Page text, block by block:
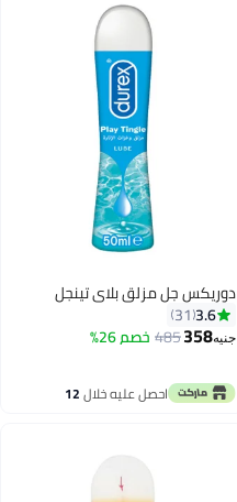
دوريكس جل مزلق بلاي تينجل
3.6
31
جنيه358
485 خصم 26%
احصل عليه خلال12